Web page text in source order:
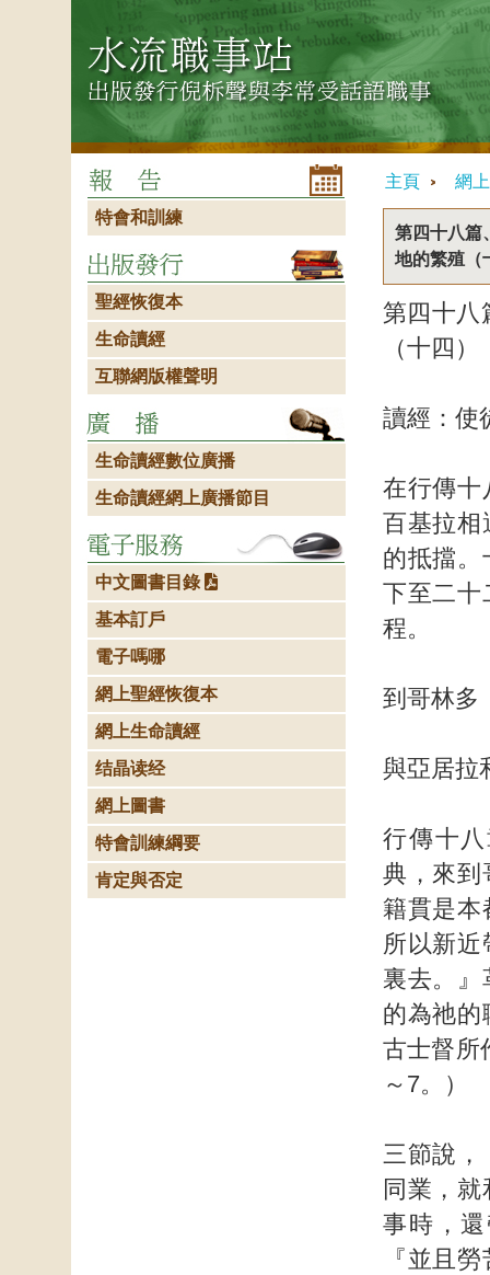
主頁 網
第四十八篇
地的繁殖（
第四十八
（十四）
讀經：使
在行傳十
百基拉相
的抵擋。
下至二十
程。
到哥林多
與亞居拉
行傳十
典，來到
籍貫是本
所以新
裏去。』
的為祂的
古士督所
～7。）
三節說，
同業，
事時，
『並且
特會和訓練
聖經恢復本
生命讀經
互聯網版權聲明
生命讀經數位廣播
生命讀經網上廣播節目
中文圖書目錄
基本訂戶
電子嗎哪
網上聖經恢復本
網上生命讀經
结晶读经
網上圖書
特會訓練綱要
肯定與否定